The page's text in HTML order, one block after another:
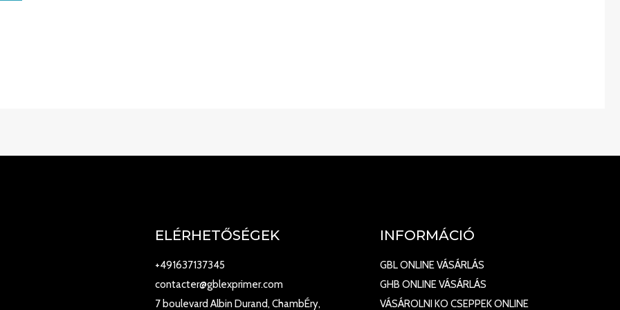
ELÉRHETŐSÉGEK
+491637137345
contacter@gblexprimer.com
7 boulevard Albin Durand, ChambÉry,
INFORMÁCIÓ
GBL ONLINE VÁSÁRLÁS
GHB ONLINE VÁSÁRLÁS
VÁSÁROLNI KO CSEPPEK ONLINE